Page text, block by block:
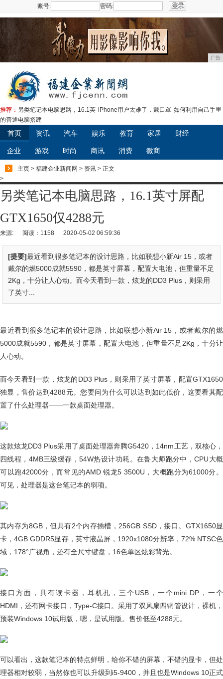
账号: 密码:
广告
推荐： 另类笔记本电脑思路，16.1英 iPhone用户太难了，戴口罩 如何利用自己手里
的普通电脑搭建
首页 资讯 汽车 娱乐 教育 家居 财经
企业 游戏 时尚 商讯 消费 微商
主页 > 福建企业新闻网 > 资讯 > 正文
>
另类笔记本电脑思路，16.1英寸屏配
GTX1650仅4288元
来源: 阅读：1158 2020-05-02 06:59:36
[提要]最近看到很多笔记本的设计思路，比如联想小新Air 15，或者
戴尔的燃5000成就5590，都是英寸屏幕，配置大电池，但重量不足
2Kg，十分让人心动。而今天看到一款，炫龙的DD3 Plus，则采用
了英寸...
最近看到很多笔记本的设计思路，比如联想小新Air 15，或者戴尔的燃
5000成就5590，都是英寸屏幕，配置大电池，但重量不足2Kg，十分让
人心动。
而今天看到一款，炫龙的DD3 Plus，则采用了英寸屏幕，配置GTX1650
独显，售价达到4288元。您要问为什么可以达到如此低价，这要看其配
置了什么处理器——一款桌面处理器。
这款炫龙DD3 Plus采用了桌面处理器奔腾G5420，14nm工艺，双核心，
四线程，4MB三级缓存，54W热设计功耗。在鲁大师跑分中，CPU大概
可以跑42000分，而常见的AMD 锐龙5 3500U，大概跑分为61000分。
可见，处理器是这台笔记本的弱项。
其内存为8GB，但具有2个内存插槽，256GB SSD，接口。GTX1650显
卡，4GB GDDR5显存，英寸液晶屏，1920x1080分辨率，72% NTSC色
域，178°广视角，还有全尺寸键盘，16色单区炫彩背光。
接口方面，具有读卡器，耳机孔，三个USB，一个mini DP，一个
HDMI，还有网卡接口，Type-C接口。采用了双风扇四铜管设计，裸机，
预装Windows 10试用版，嗯，是试用版。售价低至4288元。
可以看出，这款笔记本的特点鲜明，给你不错的屏幕，不错的显卡，但处
理器相对较弱，当然你也可以升级到i5-9400，并且也是Windows 10正式